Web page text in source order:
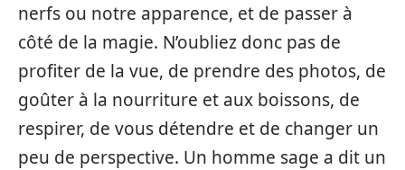
nerfs ou notre apparence, et de passer à
côté de la magie. N’oubliez donc pas de
profiter de la vue, de prendre des photos, de
goûter à la nourriture et aux boissons, de
respirer, de vous détendre et de changer un
peu de perspective. Un homme sage a dit un